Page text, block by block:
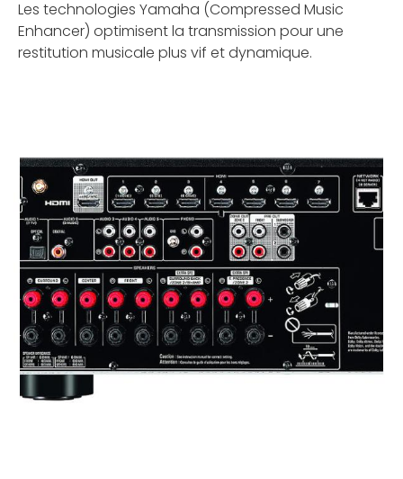
Les technologies Yamaha (Compressed Music
Enhancer) optimisent la transmission pour une
restitution musicale plus vif et dynamique.